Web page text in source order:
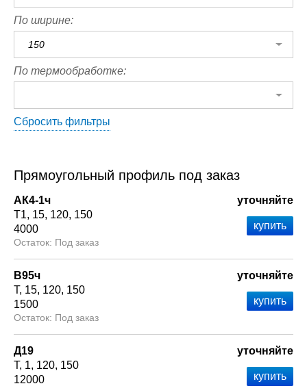
По ширине:
150
По термообработке:
Сбросить фильтры
Прямоугольный профиль под заказ
АК4-1ч
Т1 15 120 150
4000
Под заказ
уточняйте
В95ч
Т 15 120 150
1500
Под заказ
уточняйте
Д19
Т 1 120 150
12000
уточняйте